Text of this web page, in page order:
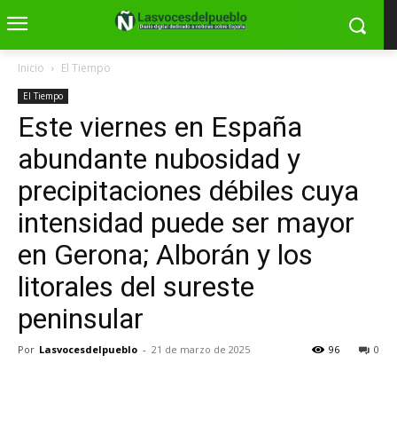
Inicio El Tiempo
El Tiempo
Este viernes en España
abundante nubosidad y
precipitaciones débiles cuya
intensidad puede ser mayor
en Gerona; Alborán y los
litorales del sureste
peninsular
Por Lasvocesdelpueblo - 21 de marzo de 2025 0
96